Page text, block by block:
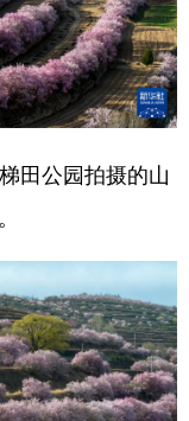
田公园拍摄的山